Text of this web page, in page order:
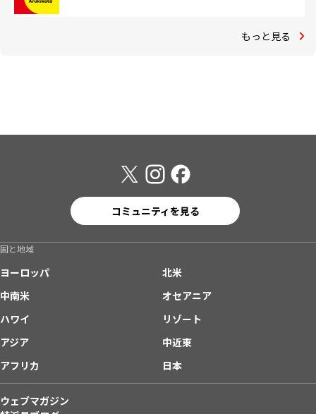
もっと見る
コミュニティを見る
国と地域
ヨーロッパ
北米
中南米
オセアニア
ハワイ
リゾート
アジア
中近東
アフリカ
日本
ウェブマガジン